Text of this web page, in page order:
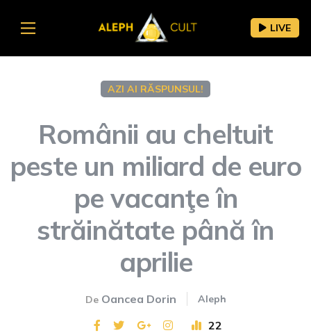
LIVE
AZI AI RĂSPUNSUL!
Românii au cheltuit
peste un miliard de euro
pe vacanţe în
străinătate până în
aprilie
De Oancea Dorin Aleph
22